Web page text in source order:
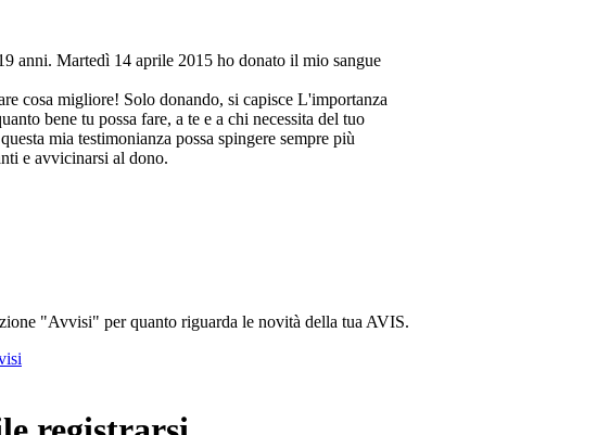
anni. Martedì 14 aprile 2015 ho donato il mio sangue
cosa migliore! Solo donando, si capisce L'importanza
bene tu possa fare, a te e a chi necessita del tuo
mia testimonianza possa spingere sempre più
e avvicinarsi al dono.
"Avvisi" per quanto riguarda le novità della tua AVIS.